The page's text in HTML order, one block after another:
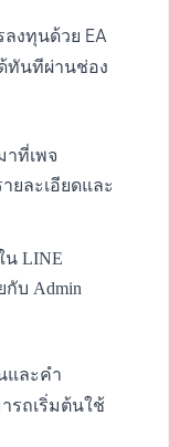
งทุนด้วย EA
ทันทีผ่านช่อง
าที่เพจ
ยละเอียดและ
น LINE
กับ Admin
และคำ
รถเริ่มต้นใช้